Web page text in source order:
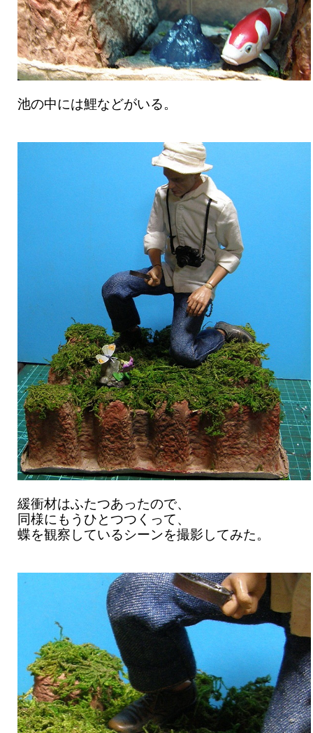
池の中には鯉などがいる。
緩衝材はふたつあったので、
同様にもうひとつつくって、
蝶を観察しているシーンを撮影してみた。